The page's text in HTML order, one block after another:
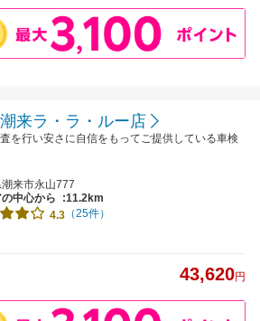
来ラ・ラ・ルー店
を行い安さに自信をもってご提供している車検
来市永山777
中心から
:11.2km
4.3 （25件）
43,620円